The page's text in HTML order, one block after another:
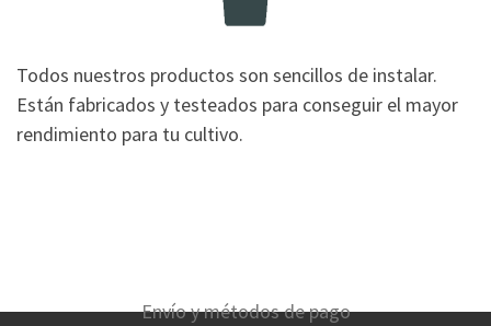
Todos nuestros productos son sencillos de instalar.
Están fabricados y testeados para conseguir el mayor
rendimiento para tu cultivo.
Envío y métodos de pago